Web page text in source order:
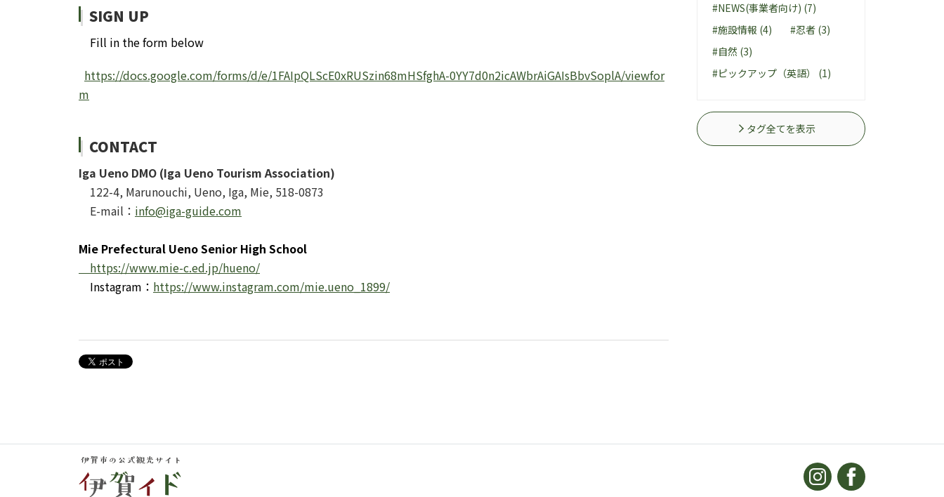
SIGN UP
Fill in the form below
https://docs.google.com/forms/d/e/1FAIpQLScE0xRUSzin68mHSfghA-0YY7d0n2icAWbrAiGAIsBbvSoplA/viewfor
m
CONTACT
Iga Ueno DMO (Iga Ueno Tourism Association)
122-4, Marunouchi, Ueno, Iga, Mie, 518-0873
E-mail： info@iga-guide.com
Mie Prefectural Ueno Senior High School
https://www.mie-c.ed.jp/hueno/
Instagram： https://www.instagram.com/mie.ueno_1899/
#NEWS(事業者向け) (7)
#施設情報 (4)
#忍者 (3)
#自然 (3)
#ピックアップ（英語） (1)
タグ全てを表示